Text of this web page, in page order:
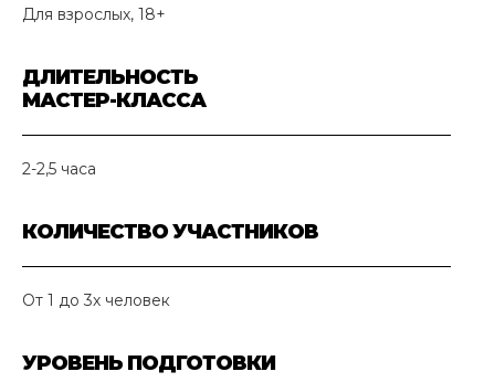
Для взрослых, 18+
ДЛИТЕЛЬНОСТЬ
МАСТЕР-КЛАССА
2-2,5 часа
КОЛИЧЕСТВО УЧАСТНИКОВ
От 1 до 3х человек
УРОВЕНЬ ПОДГОТОВКИ